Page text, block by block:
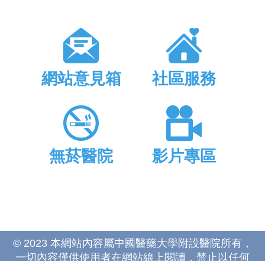
網站意見箱 社區服務
無菸醫院 影片專區
© 2023 本網站內容屬中國醫藥大學附設醫院所有，
一切內容僅供使用者在網站線上閱讀，禁止以任何